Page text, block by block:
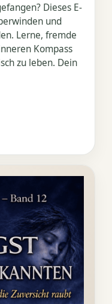
Dieses E-
und
Lerne, fremde
Kompass
zu leben. Dein